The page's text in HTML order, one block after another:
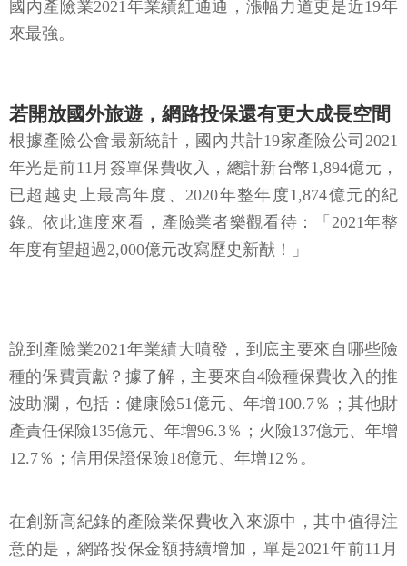
國內產險業2021年業績紅通通，漲幅力道更是近19年
來最強。
若開放國外旅遊，網路投保還有更大成長空間
根據產險公會最新統計，國內共計19家產險公司2021
年光是前11月簽單保費收入，總計新台幣1,894億元，
已超越史上最高年度、2020年整年度1,874億元的紀
錄。依此進度來看，產險業者樂觀看待：「2021年整
年度有望超過2,000億元改寫歷史新猷！」
說到產險業2021年業績大噴發，到底主要來自哪些險
種的保費貢獻？據了解，主要來自4險種保費收入的推
波助瀾，包括：健康險51億元、年增100.7％；其他財
產責任保險135億元、年增96.3％；火險137億元、年增
12.7％；信用保證保險18億元、年增12％。
在創新高紀錄的產險業保費收入來源中，其中值得注
意的是，網路投保金額持續增加，單是2021年前11月